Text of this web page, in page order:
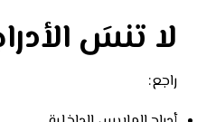
لا تنسَ
راجع: